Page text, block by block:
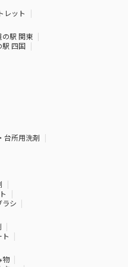
レット
の駅 関東
駅 四国
台所用洗剤
ラシ
物